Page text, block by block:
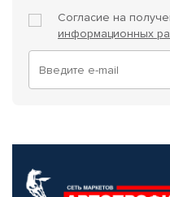
Согласие на
информационных